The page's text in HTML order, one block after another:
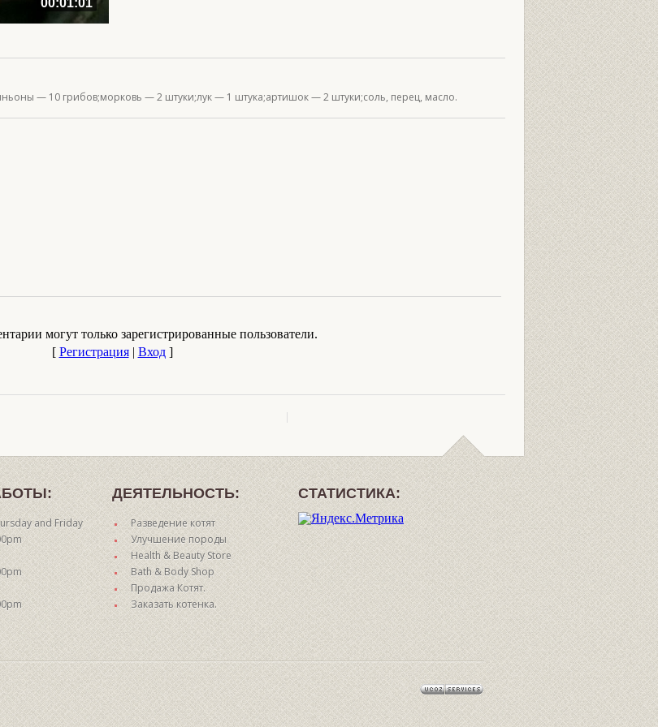
00:01:01
— 10 грибов;морковь — 2 штуки;лук — 1 штука;артишок — 2 штуки;соль, перец, масло.
могут только зарегистрированные пользователи.
[ Регистрация| Вход]
and Friday
ДЕЯТЕЛЬНОСТЬ:
Разведение котят
Улучшение породы
Health & Beauty Store
Bath & Body Shop
Продажа Котят.
Заказать котенка.
СТАТИСТИКА: